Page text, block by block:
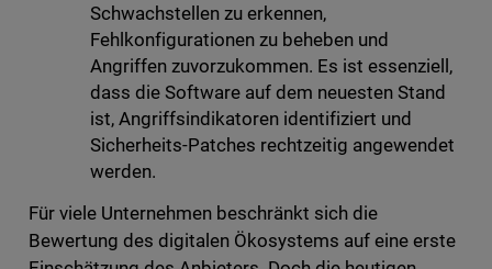
Schwachstellen zu erkennen,
Fehlkonfigurationen zu beheben und
Angriffen zuvorzukommen. Es ist essenziell,
dass die Software auf dem neuesten Stand
ist, Angriffsindikatoren identifiziert und
Sicherheits-Patches rechtzeitig angewendet
werden.
Für viele Unternehmen beschränkt sich die
Bewertung des digitalen Ökosystems auf eine erste